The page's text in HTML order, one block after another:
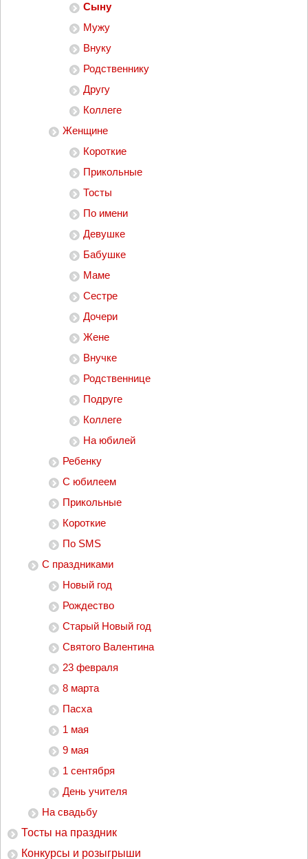
Сыну
Мужу
Внуку
Родственнику
Другу
Коллеге
Женщине
Короткие
Прикольные
Тосты
По имени
Девушке
Бабушке
Маме
Сестре
Дочери
Жене
Внучке
Родственнице
Подруге
Коллеге
На юбилей
Ребенку
С юбилеем
Прикольные
Короткие
По SMS
С праздниками
Новый год
Рождество
Старый Новый год
Святого Валентина
23 февраля
8 марта
Пасха
1 мая
9 мая
1 сентября
День учителя
На свадьбу
Тосты на праздник
Конкурсы и розыгрыши